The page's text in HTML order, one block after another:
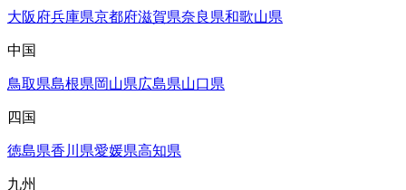
大阪府兵庫県京都府滋賀県奈良県和歌山県
中国
鳥取県島根県岡山県広島県山口県
四国
徳島県香川県愛媛県高知県
九州